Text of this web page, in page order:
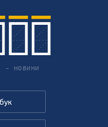
– НОВИНИ